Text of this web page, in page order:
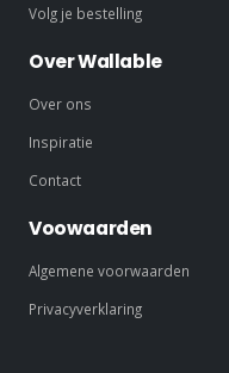
Volg je bestelling
Over Wallable
Over ons
Inspiratie
Contact
Voowaarden
Algemene voorwaarden
Privacyverklaring